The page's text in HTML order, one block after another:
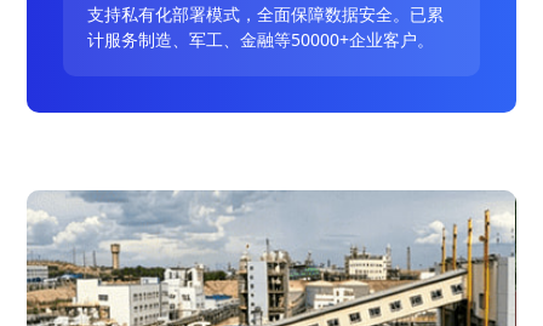
支持私有化部署模式，全面保障数据安全。已累
计服务制造、军工、金融等50000+企业客户。